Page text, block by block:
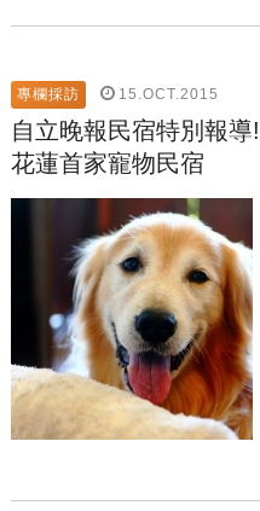
專欄採訪 15.OCT.2015
自立晚報民宿特別報
花蓮首家寵物民宿